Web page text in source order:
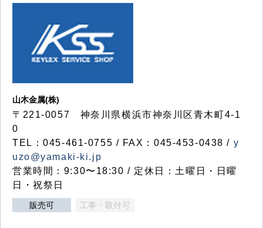
山木金属(株)
〒221-0057 神奈川県横浜市神奈川区青木町4-1
0
TEL：045-461-0755 / FAX：045-453-0438 / y
uzo@yamaki-ki.jp
営業時間：9:30〜18:30 / 定休日：土曜日・日曜
日・祝祭日
販売可 工事・取付可